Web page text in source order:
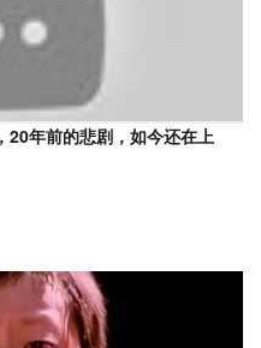
20年前的悲剧，如今还在上